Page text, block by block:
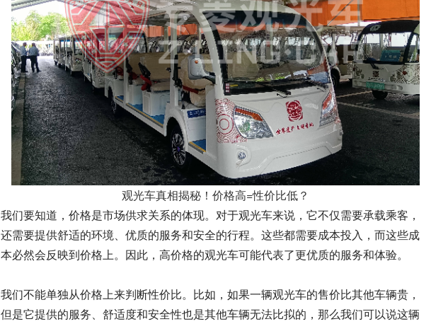
观光车真相揭秘！价格高=性价比低？
我们要知道，价格是市场供求关系的体现。对于观光车来说，它不仅需要承载乘客，
还需要提供舒适的环境、优质的服务和安全的行程。这些都需要成本投入，而这些成
本必然会反映到价格上。因此，高价格的观光车可能代表了更优质的服务和体验。
我们不能单独从价格上来判断性价比。比如，如果一辆观光车的售价比其他车辆贵，
但是它提供的服务、舒适度和安全性也是其他车辆无法比拟的，那么我们可以说这辆